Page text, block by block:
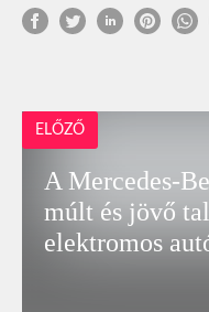
ELŐZŐ
A Mercedes-
múlt és jövő
elektromos